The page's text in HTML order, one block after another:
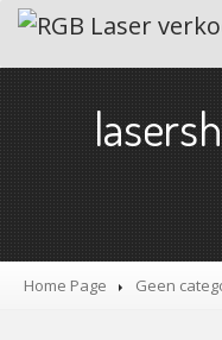
DIENSTEN
Demostudio
Home Page Geen